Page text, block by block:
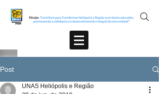
Post
UNAS Heliópolis e Região